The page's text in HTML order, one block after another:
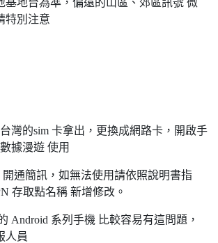
基地台為準，偏遠的山區、郊區訊號 微
特別注意
灣的sim 卡拿出，更換成網路卡，開啟手
據漫遊 使用
開通簡訊，如無法使用請依照說明書指
存取點名稱 新增修改。
Android 系列手機 比較容易有這問題，
人員